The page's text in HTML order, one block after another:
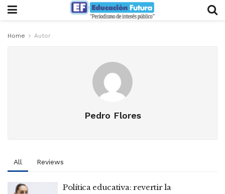
Home Autor
Pedro Flores
All Reviews
Política educativa: revertir la